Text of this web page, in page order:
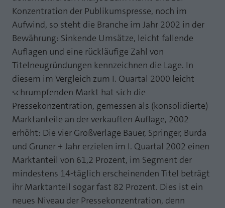
Konzentration der Publikumspresse, noch im
Aufwind, so steht die Branche im Jahr 2002 in der
Bewährung: Sinkende Umsätze, leicht fallende
Auflagen und eine rückläufige Zahl von
Titelneugründungen kennzeichnen die Lage. In
diesem im Vergleich zum I. Quartal 2000 leicht
schrumpfenden Markt hat sich die
Pressekonzentration, gemessen als (konsolidierte)
Marktanteile an der verkauften Auflage, 2002
erhöht: Die vier Großverlage Bauer, Springer, Burda
und Gruner + Jahr erzielen im I. Quartal 2002 einen
Marktanteil von 61,2 Prozent, im Segment der
mindestens 14-täglich erscheinenden Titel beträgt
ihr Marktanteil sogar fast 82 Prozent. Dies ist ein
neues Niveau der Pressekonzentration, denn
Laufzeit
Zweck
Dieses Cookie ist ein Standard-Session-
Cookie von TYPO3. Es speichert im Falle
eines Benutzer-Logins die Session ID
mithilfe derer der eingeloggte User
wiedererkannt wird, um ihm Zugang zu
geschützten Bereichen zu gewähren.
Name PHPSESSID
Anbieter php
Laufzeit Ende der Sitzung
PHPs Standard Sitzungs Identifikation
CROSS-DEVICE ANALYTICS LÖSUNG
Name atidvisitor
Anbieter
Laufzeit 1 Jahr
Zweck
Cookie von AT INTERNET zur Steuerung der
Name atuserid
Laufzeit 1 Jahr
Zweck
Cookie von AT INTERNET zur Steuerung der
Cookie-Informationen anzeigen